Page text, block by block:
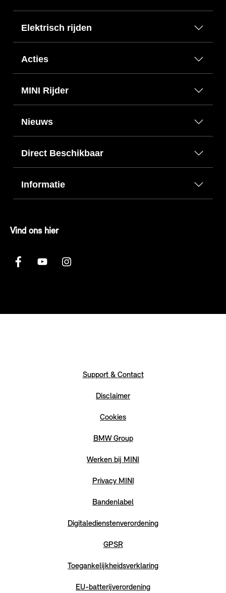
Elektrisch rijden
Acties
MINI Rijder
Nieuws
Direct Beschikbaar
Informatie
Vind ons hier
Support & Contact
Disclaimer
Cookies
BMW Group
Werken bij MINI
Privacy MINI
Bandenlabel
Digitaledienstenverordening
GPSR
Toegankelijkheidsverklaring
EU-batterijverordening